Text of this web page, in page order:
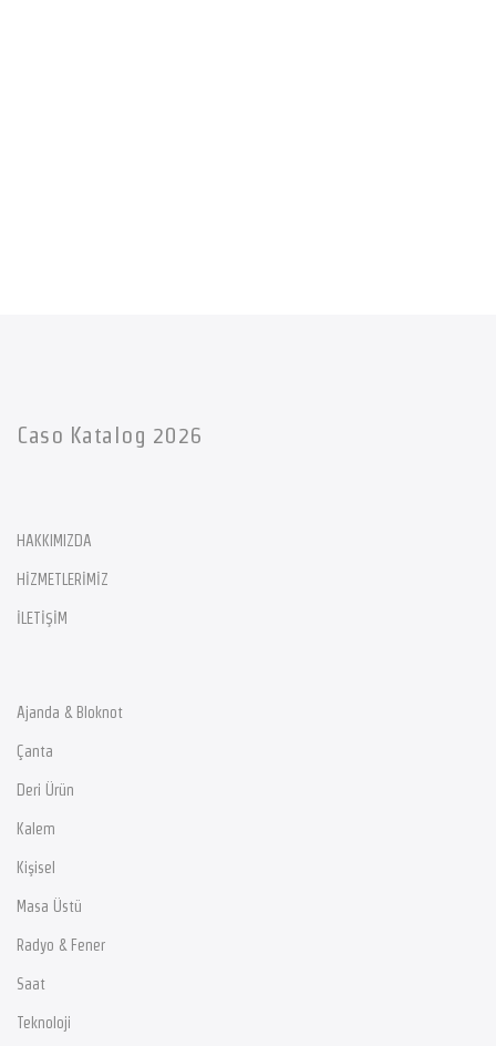
Caso Katalog 2026
HAKKIMIZDA
HİZMETLERİMİZ
İLETİŞİM
Ajanda & Bloknot
Çanta
Deri Ürün
Kalem
Kişisel
Masa Üstü
Radyo & Fener
Saat
Teknoloji